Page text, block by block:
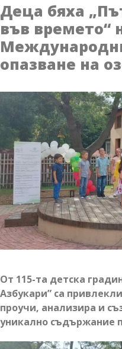
от
историята
–
и
Деца бяха
във времето“
опазване на
От 115-та детска
Азбукари” са
проучи, анализира и
уникално съдържание